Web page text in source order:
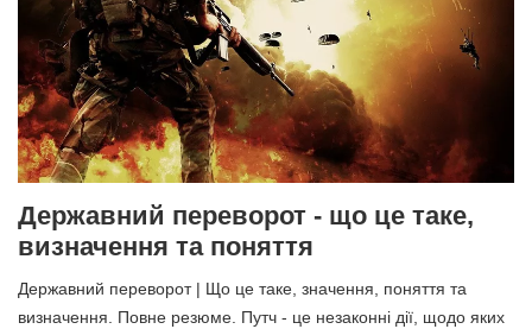
Державний переворот - що це таке,
визначення та поняття
Державний переворот | Що це таке, значення, поняття та
визначення. Повне резюме. Путч - це незаконні дії, щодо яких